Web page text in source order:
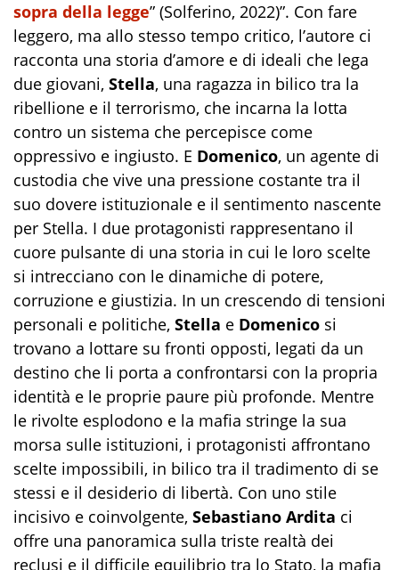
sopra della legge” (Solferino, 2022)”. Con fare
leggero, ma allo stesso tempo critico, l’autore ci
racconta una storia d’amore e di ideali che lega
due giovani, Stella, una ragazza in bilico tra la
ribellione e il terrorismo, che incarna la lotta
contro un sistema che percepisce come
oppressivo e ingiusto. E Domenico, un agente di
custodia che vive una pressione costante tra il
suo dovere istituzionale e il sentimento nascente
per Stella. I due protagonisti rappresentano il
cuore pulsante di una storia in cui le loro scelte
si intrecciano con le dinamiche di potere,
corruzione e giustizia. In un crescendo di tensioni
personali e politiche, Stella e Domenico si
trovano a lottare su fronti opposti, legati da un
destino che li porta a confrontarsi con la propria
identità e le proprie paure più profonde. Mentre
le rivolte esplodono e la mafia stringe la sua
morsa sulle istituzioni, i protagonisti affrontano
scelte impossibili, in bilico tra il tradimento di se
stessi e il desiderio di libertà. Con uno stile
incisivo e coinvolgente, Sebastiano Ardita ci
offre una panoramica sulla triste realtà dei
reclusi e il difficile equilibrio tra lo Stato, la mafia